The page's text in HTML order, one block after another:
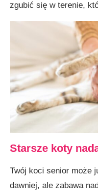
zgubić się w terenie,
Starsze koty
Twój koci senior może
dawniej, ale zabawa